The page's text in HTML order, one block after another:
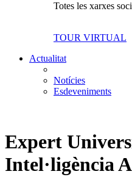
Totes les xarxes
TOUR VIRTUAL
Actualitat
Notícies
Esdeveniments
Expert
Intel·ligència